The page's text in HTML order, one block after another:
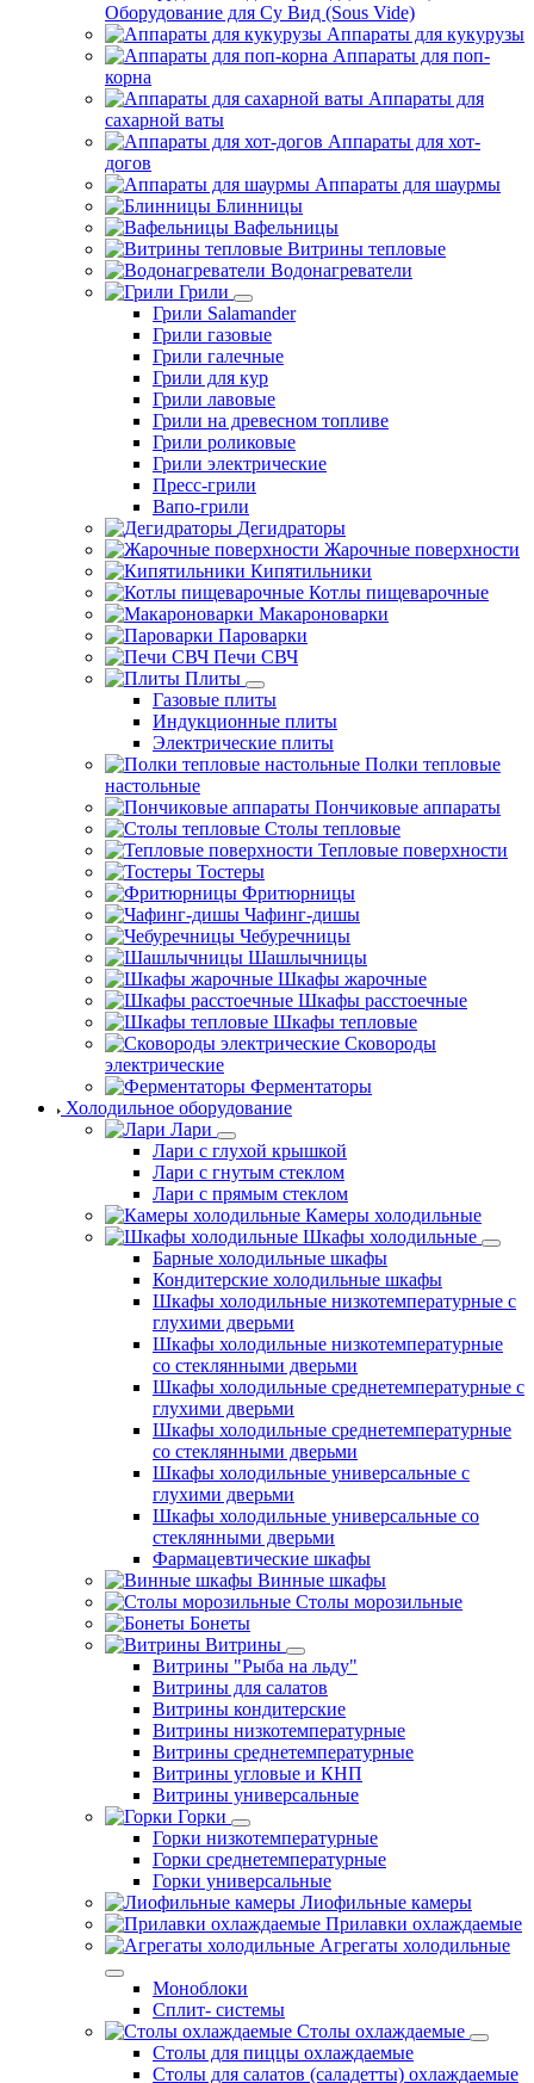
Оборудование для Су Вид (Sous Vide)
Аппараты для кукурузы
Аппараты для поп-
корна
Аппараты для
сахарной ваты
Аппараты для хот-
догов
Аппараты для шаурмы
Блинницы
Вафельницы
Витрины тепловые
Водонагреватели
Грили
Грили Salamander
Грили газовые
Грили галечные
Грили для кур
Грили лавовые
Грили на древесном топливе
Грили роликовые
Грили электрические
Пресс-грили
Вапо-грили
Дегидраторы
Жарочные поверхности
Кипятильники
Котлы пищеварочные
Макароноварки
Пароварки
Печи СВЧ
Плиты
Газовые плиты
Индукционные плиты
Электрические плиты
Полки тепловые
настольные
Пончиковые аппараты
Столы тепловые
Тепловые поверхности
Тостеры
Фритюрницы
Чафинг-дишы
Чебуречницы
Шашлычницы
Шкафы жарочные
Шкафы расстоечные
Шкафы тепловые
Сковороды
электрические
Ферментаторы
Холодильное оборудование
Лари
Лари с глухой крышкой
Лари с гнутым стеклом
Лари с прямым стеклом
Камеры холодильные
Шкафы холодильные
Барные холодильные шкафы
Кондитерские холодильные шкафы
Шкафы холодильные низкотемпературные с
глухими дверьми
Шкафы холодильные низкотемпературные
со стеклянными дверьми
Шкафы холодильные среднетемпературные с
глухими дверьми
Шкафы холодильные среднетемпературные
со стеклянными дверьми
Шкафы холодильные универсальные с
глухими дверьми
Шкафы холодильные универсальные со
стеклянными дверьми
Фармацевтические шкафы
Винные шкафы
Столы морозильные
Бонеты
Витрины
Витрины "Рыба на льду"
Витрины для салатов
Витрины кондитерские
Витрины низкотемпературные
Витрины среднетемпературные
Витрины угловые и КНП
Витрины универсальные
Горки
Горки низкотемпературные
Горки среднетемпературные
Горки универсальные
Лиофильные камеры
Прилавки охлаждаемые
Агрегаты холодильные
Моноблоки
Сплит- системы
Столы охлаждаемые
Столы для пиццы охлаждаемые
Столы для салатов (саладетты) охлаждаемые